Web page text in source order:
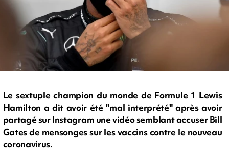
Le sextuple champion du monde de Formule 1 Lewis
Hamilton a dit avoir été "mal interprété" après avoir
partagé sur Instagram une vidéo semblant accuser Bill
Gates de mensonges sur les vaccins contre le nouveau
coronavirus.